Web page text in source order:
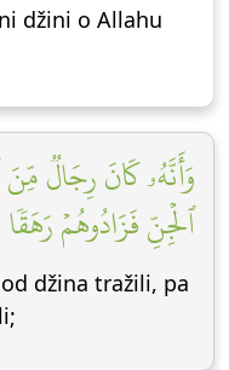
džini o Allahu
وَأَنَّهُۥ كَانَ رِجَالٞ
ٱلۡجِنِّ فَزَادُوهُمۡ رَهَقٗا
džina tražili, pa